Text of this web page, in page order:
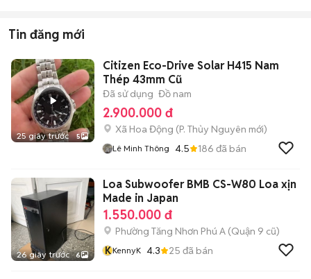
Tin đăng mới
25 giây trước 5
Citizen Eco-Drive Solar H415 Nam
Thép 43mm Cũ
Đã sử dụng Đồ nam
2.900.000 đ
Xã Hoa Động (P. Thủy Nguyên mới)
Lê Minh Thông 4.5 186 đã bán
26 giây trước 6
Loa Subwoofer BMB CS-W80 Loa xịn
Made in Japan
1.550.000 đ
Phường Tăng Nhơn Phú A (Quận 9 cũ)
KKennyK 4.3 25 đã bán